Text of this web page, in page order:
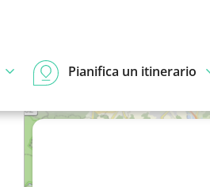
Pianifica un itinerario